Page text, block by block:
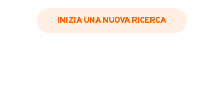
Inserisci il numero di targa per verificare la disponibilità
INIZIA UNA NUOVA RICERCA